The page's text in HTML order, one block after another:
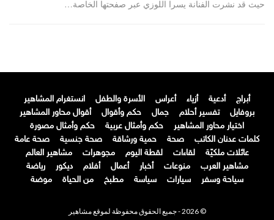
حيث قد نشرت الفنانة يسرا اللوزي عبر صفحتها الخاصة…
أبراج أدعية أزياء أعراس الأسرة والطفل
انستغرام المشاهير
بروفايل
تفسير أحلام جمال حكم وأقوال
أقوال محاور المشاهير
اختيار محاور المشاهير
حكم وأمثال عربية
حكم وأمثال مصورة
كلمات عدنان الكاتب
صحة حمية ورشاقة صحة جنسية
صحة عامة
عائلات ملكيّة
لقاءات لقطة اليوم مجوهرات
مشاهير العالم
مشاهير العرب
منوعات أخبار أعمال أفلام ديكور
رياضة
سياحة وسفر
سيارات سياسة مطبخ من الحياة موضة
© 2026 - جميع الحقوق محفوظة لموقع مشاهير